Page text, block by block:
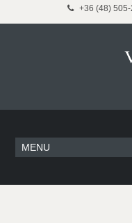
+36 (48) 505-